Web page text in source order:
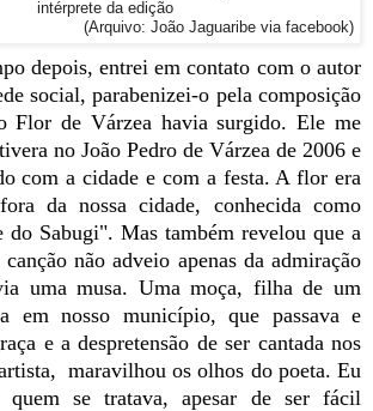
intérprete da edição
(Arquivo: João Jaguaribe via facebook)
entrei em contato com o autor
social, parabenizei-o pela composição
Flor de Várzea havia surgido. Ele me
no João Pedro de Várzea de 2006 e
com a cidade e com a festa. A flor era
da nossa cidade, conhecida como
do Sabugi". Mas também revelou que a
não adveio apenas da admiração
uma musa. Uma moça, filha de um
em nosso município, que passava e
e a despretensão de ser cantada nos
maravilhou os olhos do poeta. Eu
quem se tratava, apesar de ser fácil